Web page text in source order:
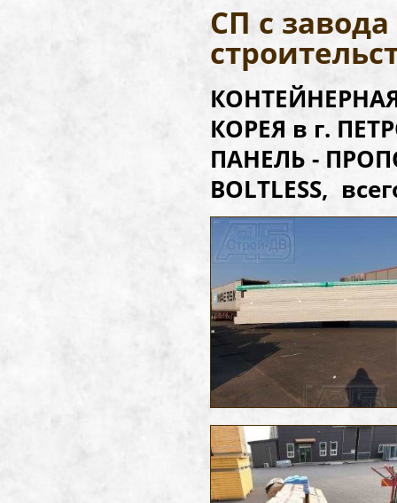
СП с
КОРЕЯ в г.
ПАНЕЛЬ -
BOLTLESS,